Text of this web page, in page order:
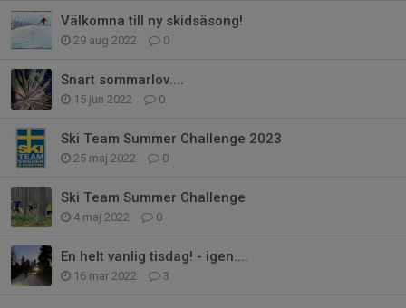
Välkomna till ny skidsäsong!
29 aug 2022 0
Snart sommarlov....
15 jun 2022 0
Ski Team Summer Challenge 2023
25 maj 2022 0
Ski Team Summer Challenge
4 maj 2022 0
En helt vanlig tisdag! - igen....
16 mar 2022 3